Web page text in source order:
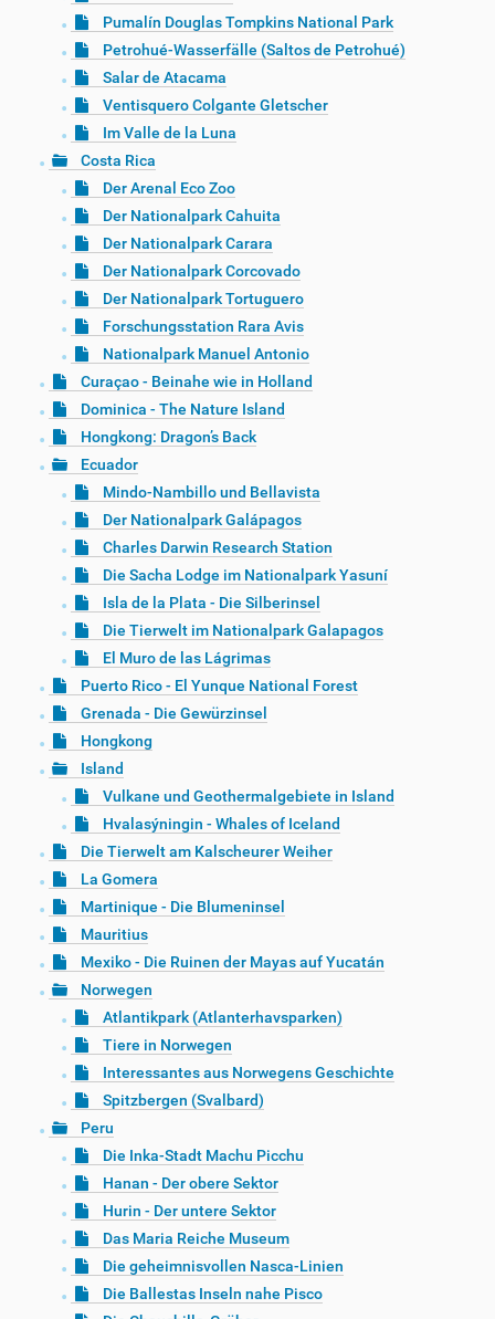
Pumalín Douglas Tompkins National Park
Petrohué-Wasserfälle (Saltos de Petrohué)
Salar de Atacama
Ventisquero Colgante Gletscher
Im Valle de la Luna
Costa Rica
Der Arenal Eco Zoo
Der Nationalpark Cahuita
Der Nationalpark Carara
Der Nationalpark Corcovado
Der Nationalpark Tortuguero
Forschungsstation Rara Avis
Nationalpark Manuel Antonio
Curaçao - Beinahe wie in Holland
Dominica - The Nature Island
Hongkong: Dragon’s Back
Ecuador
Mindo-Nambillo und Bellavista
Der Nationalpark Galápagos
Charles Darwin Research Station
Die Sacha Lodge im Nationalpark Yasuní
Isla de la Plata - Die Silberinsel
Die Tierwelt im Nationalpark Galapagos
El Muro de las Lágrimas
Puerto Rico - El Yunque National Forest
Grenada - Die Gewürzinsel
Hongkong
Island
Vulkane und Geothermalgebiete in Island
Hvalasýningin - Whales of Iceland
Die Tierwelt am Kalscheurer Weiher
La Gomera
Martinique - Die Blumeninsel
Mauritius
Mexiko - Die Ruinen der Mayas auf Yucatán
Norwegen
Atlantikpark (Atlanterhavsparken)
Tiere in Norwegen
Interessantes aus Norwegens Geschichte
Spitzbergen (Svalbard)
Peru
Die Inka-Stadt Machu Picchu
Hanan - Der obere Sektor
Hurin - Der untere Sektor
Das Maria Reiche Museum
Die geheimnisvollen Nasca-Linien
Die Ballestas Inseln nahe Pisco